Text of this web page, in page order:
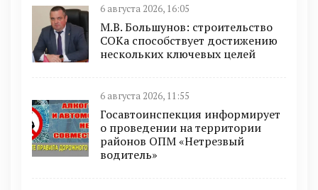
6 августа 2026, 16:05
М.В. Большунов: строительство
СОКа способствует достижению
нескольких ключевых целей
6 августа 2026, 11:55
Госавтоинспекция информирует
о проведении на территории
районов ОПМ «Нетрезвый
водитель»